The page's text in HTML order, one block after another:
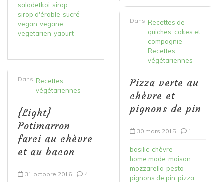
saladetkoi sirop
sirop d'érable sucré
vegan vegane
vegetarien yaourt
Dans Recettes
végétariennes
{Light}
Potimarron
farci au chèvre
et au bacon
31 octobre 2016 4
Dans Recettes de
quiches, cakes et
compagnie
Recettes
végétariennes
Pizza verte au
chèvre et
pignons de pin
30 mars 2015 1
basilic chèvre
home made maison
mozzarella pesto
pignons de pin pizza